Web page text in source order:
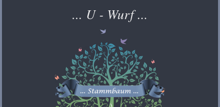
... U - Wurf ...